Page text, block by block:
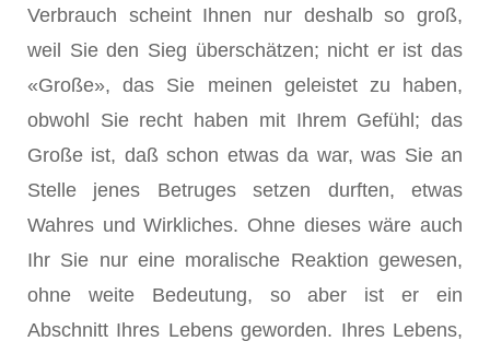
Verbrauch scheint Ihnen nur deshalb so groß,
weil Sie den Sieg überschätzen; nicht er ist das
«Große», das Sie meinen geleistet zu haben,
obwohl Sie recht haben mit Ihrem Gefühl; das
Große ist, daß schon etwas da war, was Sie an
Stelle jenes Betruges setzen durften, etwas
Wahres und Wirkliches. Ohne dieses wäre auch
Ihr Sie nur eine moralische Reaktion gewesen,
ohne weite Bedeutung, so aber ist er ein
Abschnitt Ihres Lebens geworden. Ihres Lebens,